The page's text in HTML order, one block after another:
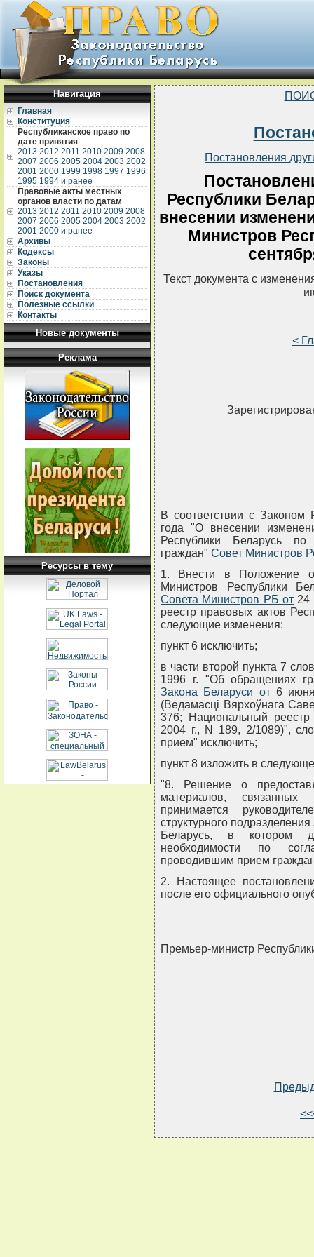
Навигация
Главная
Конституция
Республиканское право по
дате принятия
2013 2012 2011 2010 2009 2008
2007 2006 2005 2004 2003 2002
2001 2000 1999 1998 1997 1996
1995 1994 и ранее
Правовые акты местных
органов власти по датам
2013 2012 2011 2010 2009 2008
2007 2006 2005 2004 2003 2002
2001 2000 и ранее
Архивы
Кодексы
Законы
Указы
Постановления
Поиск документа
Полезные ссылки
Контакты
Новые документы
Реклама
Ресурсы в тему
Постановления
Республики
внесении
Министров
Текст документа с
<
В соответствии с Законом
года "О внесении
Республики Беларусь
граждан" Совет Министров
1. Внести в Положение
Министров Республики
Совета Министров РБ от24
реестр правовых актов
следующие изменения:
пункт 6 исключить;
в части второй пункта 7
1996 г. "Об обращениях
Закона Беларуси от 6
(Ведамасцi Вярхоўнага
376; Национальный реестр
2004 г., N 189, 2/1089)",
прием" исключить;
пункт 8 изложить в
"8. Решение о
материалов,
принимается
структурного
Беларусь, в котором
необходимости по
проводившим прием
2. Настоящее
после его официального
Премьер-министр